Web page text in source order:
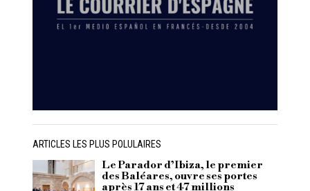
ARTICLES LES PLUS POLULAIRES
Le Parador d’Ibiza, le premier
des Baléares, ouvre ses portes
après 17 ans et 47 millions